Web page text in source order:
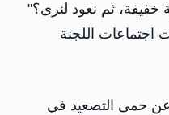
خفيفة، ثم نعود لنرى؟"
اللجنة
عن حمى التصعيد في